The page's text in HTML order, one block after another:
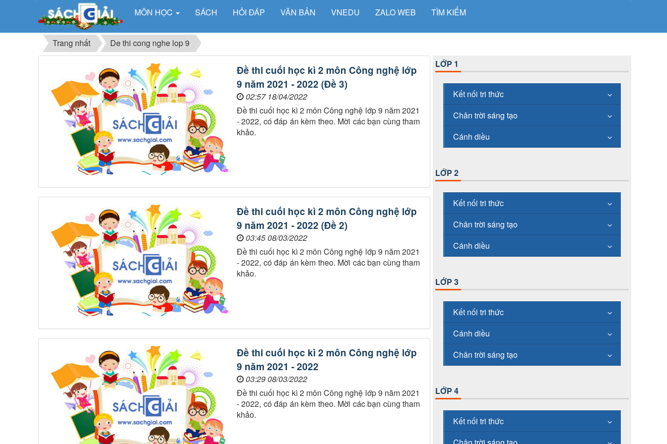
MÔN HỌC SÁCH HỎI ĐÁP VĂN BẢN VNEDU ZALO WEB TÌM KIẾM
Trang nhất De thi cong nghe lop 9
Đề thi cuối học kì 2 môn Công nghệ lớp
9 năm 2021 - 2022 (Đề 3)
02:57 18/04/2022
Đề thi cuối học kì 2 môn Công nghệ lớp 9 năm 2021
- 2022, có đáp án kèm theo. Mời các bạn cùng tham
khảo.
Đề thi cuối học kì 2 môn Công nghệ lớp
9 năm 2021 - 2022 (Đề 2)
03:45 08/03/2022
Đề thi cuối học kì 2 môn Công nghệ lớp 9 năm 2021
- 2022, có đáp án kèm theo. Mời các bạn cùng tham
khảo.
Đề thi cuối học kì 2 môn Công nghệ lớp
9 năm 2021 - 2022
03:29 08/03/2022
Đề thi cuối học kì 2 môn Công nghệ lớp 9 năm 2021
- 2022, có đáp án kèm theo. Mời các bạn cùng tham
khảo.
LỚP 1
Kết nối tri thức
Chân trời sáng tạo
Cánh diều
LỚP 2
Kết nối tri thức
Chân trời sáng tạo
Cánh diều
LỚP 3
Kết nối tri thức
Cánh diều
Chân trời sáng tạo
LỚP 4
Kết nối tri thức